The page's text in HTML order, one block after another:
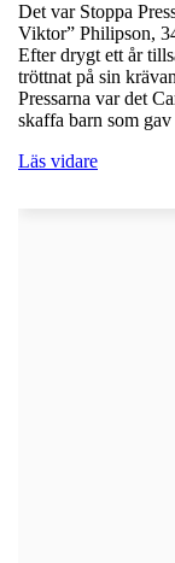
Det var Stoppa
Viktor” Philipson,
Efter drygt ett år
tröttnat på sin
Pressarna var det
skaffa barn som
Läs vidare